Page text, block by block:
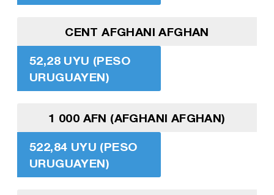
CENT AFGHANI AFGHAN
52,28 UYU (PESO
URUGUAYEN)
1 000 AFN (AFGHANI AFGHAN)
522,84 UYU (PESO
URUGUAYEN)